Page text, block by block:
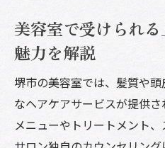
美容室で受けられ
魅力を解説
堺市の美容室では、髪質や
なヘアケアサービスが提供
メニューやトリートメント、